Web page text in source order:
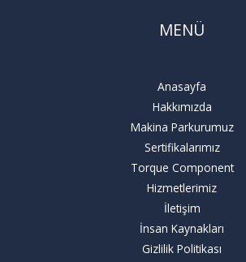
MENÜ
Anasayfa
Hakkımızda
Makina Parkurumuz
Sertifikalarımız
Torque Component
Hizmetlerimiz
İletişim
İnsan Kaynakları
Gizlilik Politikası